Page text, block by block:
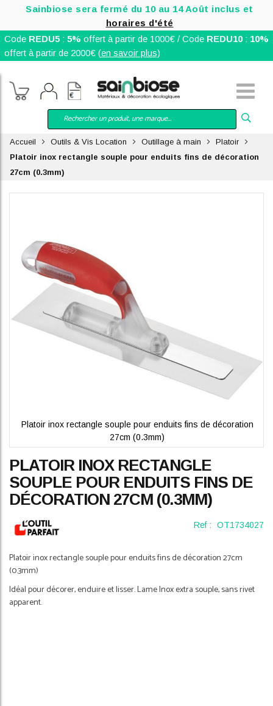
Sainbiose sera fermé du 10 au 14 Août inclus et
horaires d'été
Code REDU5: 5% offert à partir de 1000€ / Code REDU10: 10%
offert à partir de 2000€ (en savoir plus)
Accueil Outils & Vis Location Outillage à main
Platoir
Platoir inox rectangle souple pour enduits fins de décoration
27cm (0.3mm)
PLATOIR INOX RECTANGLE
SOUPLE POUR ENDUITS FINS DE
DÉCORATION 27CM (0.3MM)
Ref : OT1734027
Platoir inox rectangle souple pour enduits fins de décoration 27cm
(0.3mm)
Idéal pour décorer, enduire et lisser. Lame Inox extra souple, sans rivet
apparent.
images
Platoir inox rectangle souple pour enduits fins de décoration
27cm (0.3mm)
to
the
beginning
images
gallery